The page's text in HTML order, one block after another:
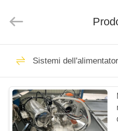
CASA
PRODOTTI
VIDEO
Brightsail
Machinery
macchina
polvere
Sistemi